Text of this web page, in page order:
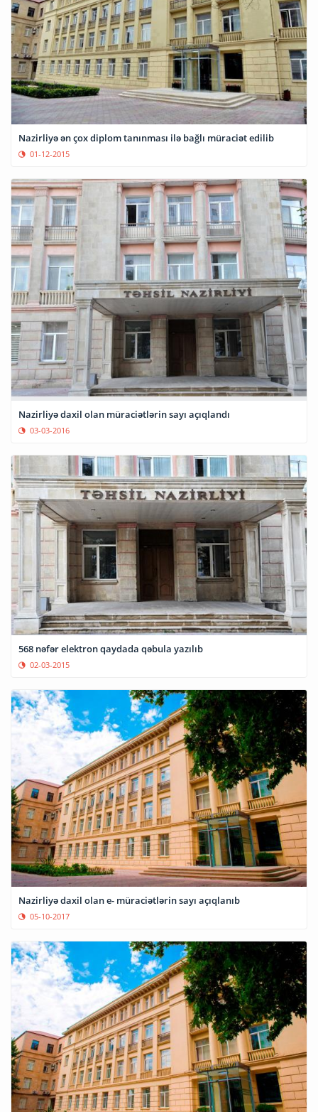
Nazirliyə ən çox diplom tanınması ilə bağlı müraciət edilib
01-12-2015
Nazirliyə daxil olan müraciətlərin sayı açıqlandı
03-03-2016
568 nəfər elektron qaydada qəbula yazılıb
02-03-2015
Nazirliyə daxil olan e- müraciətlərin sayı açıqlanıb
05-10-2017